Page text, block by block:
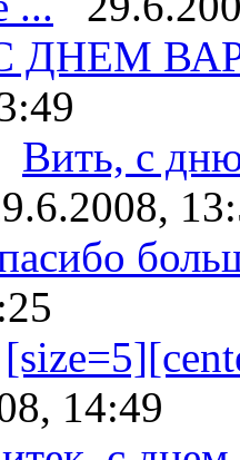
ДНЕМ
Вить, с
14:49